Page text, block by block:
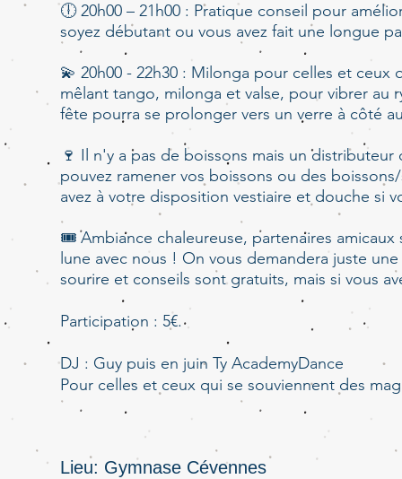
🕕 20h00 – 21h00 : Pratique conseil pour
soyez débutant ou vous avez fait une longue
💫 20h00 - 22h30 : Milonga pour celles et
mêlant tango, milonga et valse, pour vibrer au
fête pourra se prolonger vers un verre à côté
🍷 Il n'y a pas de boissons mais un
pouvez ramener vos boissons ou des
avez à votre disposition vestiaire et douche si
🎟️ Ambiance chaleureuse, partenaires
lune avec nous ! On vous demandera juste
sourire et conseils sont gratuits, mais si vous
Participation : 5€.
DJ : Guy puis en juin Ty AcademyDance
Pour celles et ceux qui se souviennent des
Lieu: Gymnase Cévennes